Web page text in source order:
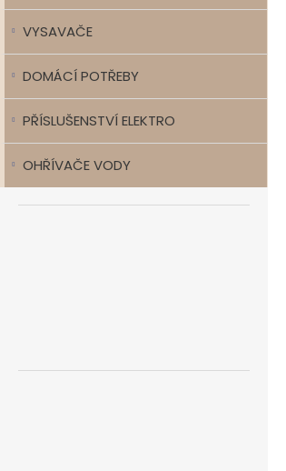
VYSAVAČE
DOMÁCÍ POTŘEBY
PŘÍSLUŠENSTVÍ ELEKTRO
OHŘÍVAČE VODY